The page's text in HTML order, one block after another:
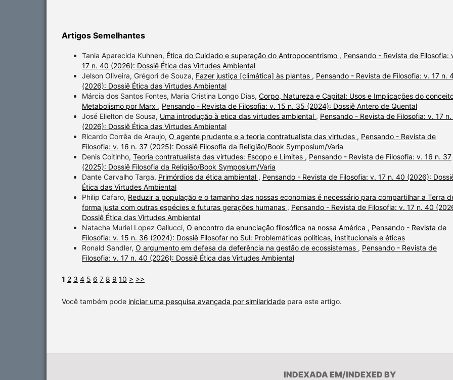
Artigos Semelhantes
Tania Aparecida Kuhnen, Ética do Cuidado e superação do Antropocentrismo , Pensando - Revista de Filosofia:
17 n. 40 (2026): Dossiê Ética das Virtudes Ambiental
Jelson Oliveira, Grégori de Souza, Fazer justiça [climática] às plantas , Pensando - Revista de Filosofia: v. 17 n.
(2026): Dossiê Ética das Virtudes Ambiental
Márcia dos Santos Fontes, Maria Cristina Longo Dias, Corpo, Natureza e Capital: Usos e Implicações do
Metabolismo por Marx , Pensando - Revista de Filosofia: v. 15 n. 35 (2024): Dossiê Antero de Quental
José Elielton de Sousa, Uma introdução à etica das virtudes ambiental , Pensando - Revista de Filosofia: v. 17
(2026): Dossiê Ética das Virtudes Ambiental
Ricardo Corrêa de Araujo, O agente prudente e a teoria contratualista das virtudes , Pensando - Revista de
Filosofia: v. 16 n. 37 (2025): Dossiê Filosofia da Religião/Book Symposium/Varia
Denis Coitinho, Teoria contratualista das virtudes: Escopo e Limites , Pensando - Revista de Filosofia: v. 16 n. 37
(2025): Dossiê Filosofia da Religião/Book Symposium/Varia
Dante Carvalho Targa, Primórdios da ética ambiental , Pensando - Revista de Filosofia: v. 17 n. 40 (2026):
Ética das Virtudes Ambiental
Philip Cafaro, Reduzir a população e o tamanho das nossas economias é necessário para compartilhar a Terra
forma justa com outras espécies e futuras gerações humanas , Pensando - Revista de Filosofia: v. 17 n. 40
Dossiê Ética das Virtudes Ambiental
Natacha Muriel Lopez Gallucci, O encontro da enunciação filosófica na nossa América , Pensando - Revista de
Filosofia: v. 15 n. 36 (2024): Dossiê Filosofar no Sul: Problemáticas políticas, institucionais e éticas
Ronald Sandler, O argumento em defesa da deferência na gestão de ecossistemas , Pensando - Revista de
Filosofia: v. 17 n. 40 (2026): Dossiê Ética das Virtudes Ambiental
1 2 3 4 5 6 7 8 9 10 > >>
Você também pode iniciar uma pesquisa avançada por similaridade para este artigo.
INDEXADA EM/INDEXED BY